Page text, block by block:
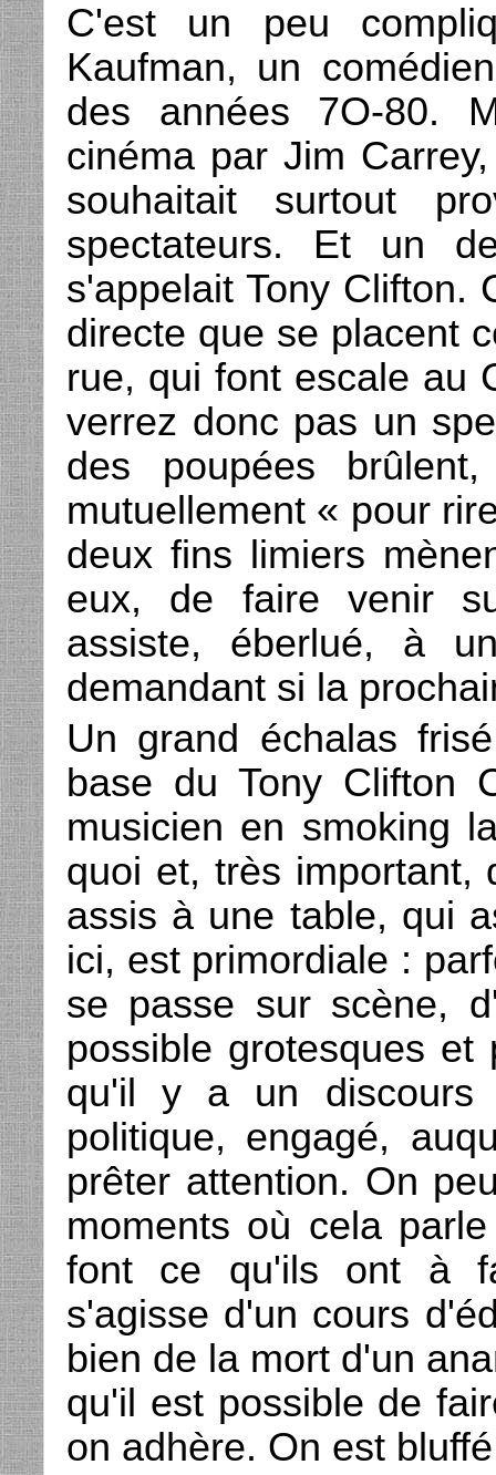
C'est un peu
Kaufman, un
des années 7O-80.
cinéma par Jim
souhaitait surtout
spectateurs. Et un
s'appelait Tony Clifton.
directe que se placent
rue, qui font escale au
verrez donc pas un
des poupées
mutuellement « pour
deux fins limiers
eux, de faire venir
assiste, éberlué, à
demandant si la
Un grand échalas
base du Tony Clifton
musicien en smoking
quoi et, très important,
assis à une table, qui
ici, est primordiale :
se passe sur scène,
possible grotesques
qu'il y a un discours
politique, engagé,
prêter attention. On
moments où cela
font ce qu'ils ont à
s'agisse d'un cours
bien de la mort d'un
qu'il est possible de
on adhère. On est